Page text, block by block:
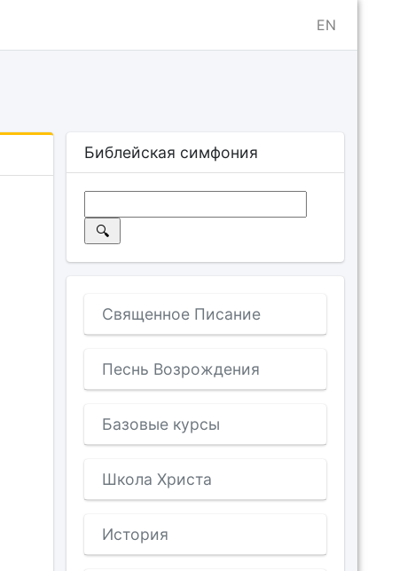
EN
Библейская симфония
Священное Писание
Песнь Возрождения
Базовые курсы
Школа Христа
История